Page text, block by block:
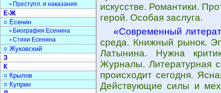
искусстве. Романтики.
герой. Особая заслуга.
«Современный
среда. Книжный рынок.
Латынина. Нужна
Журналы. Литературная
происходит сегодня.
Действующие силы и
▫ Преступл. и наказание
Е-Ж
○ Есенин
▫ Биография Есенина
▫ Стихи Есенина
○ Жуковский
З
К
○ Крылов
○ Куприн